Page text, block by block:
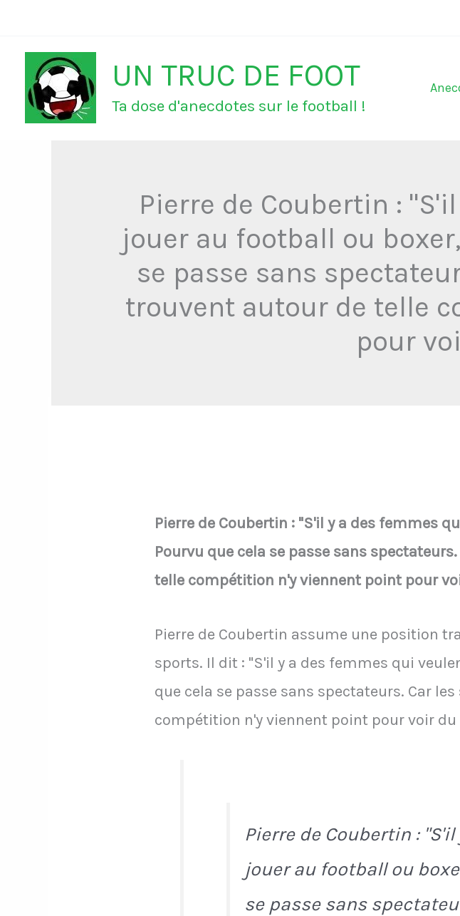
contenu
UN TRUC DE FOOT
Ta dose d'anecdotes sur le football !
Pierre de Coubertin :
jouer au football ou
se passe sans
trouvent autour de telle
pour
Pierre de Coubertin : "S'il y a des femmes
Pourvu que cela se passe sans
telle compétition n'y viennent point pour
Pierre de Coubertin assume une position
sports. Il dit : "S'il y a des femmes qui
que cela se passe sans spectateurs. Car
compétition n'y viennent point pour voir du
Pierre de Coubertin :
jouer au football ou
se passe sans